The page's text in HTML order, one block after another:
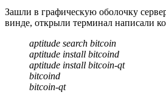
Зашли в графическую оболочку
винде, открыли терминал написали
aptitude search bitcoin
aptitude install bitcoind
aptitude install bitcoin-qt
bitcoind
bitcoin-qt